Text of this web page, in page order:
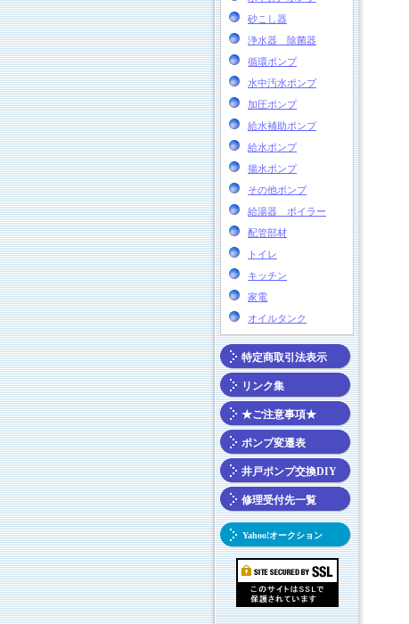
砂こし器
浄水器 除菌器
循環ポンプ
水中汚水ポンプ
加圧ポンプ
給水補助ポンプ
給水ポンプ
揚水ポンプ
その他ポンプ
給湯器 ボイラー
配管部材
トイレ
キッチン
家電
オイルタンク
特定商取引法表示
リンク集
★ご注意事項★
ポンプ変遷表
井戸ポンプ交換DIY
修理受付先一覧
Yahoo!オークション